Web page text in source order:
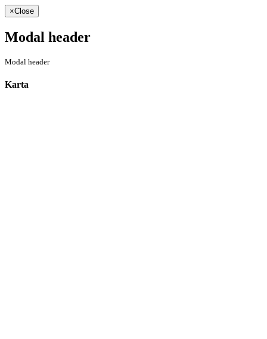
×Close
Modal header
Modal header
Karta